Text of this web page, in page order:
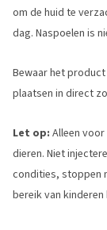
om de huid te
dag. Naspoelen is
Bewaar het
plaatsen in direct
Let op: Alleen
dieren. Niet
condities, stoppen
bereik van kinderen